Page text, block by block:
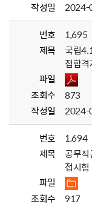
작성일
2024-
번호
1,695
제목
국립
접합격
파일
조회수
873
작성일
2024-
번호
1,694
제목
공무직
접시험
파일
조회수
917